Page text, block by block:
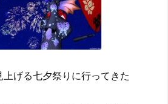
上げる七夕祭りに行ってきた